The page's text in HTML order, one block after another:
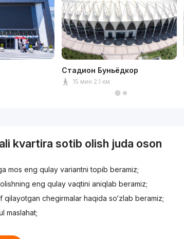
Стадион Буньёдкор
15 мин 2.1 км
kvartira sotib olish juda oson
mos eng qulay variantni topib beramiz;
eng qulay vaqtini aniqlab beramiz;
qilayotgan chegirmalar haqida so‘zlab beramiz;
maslahat;